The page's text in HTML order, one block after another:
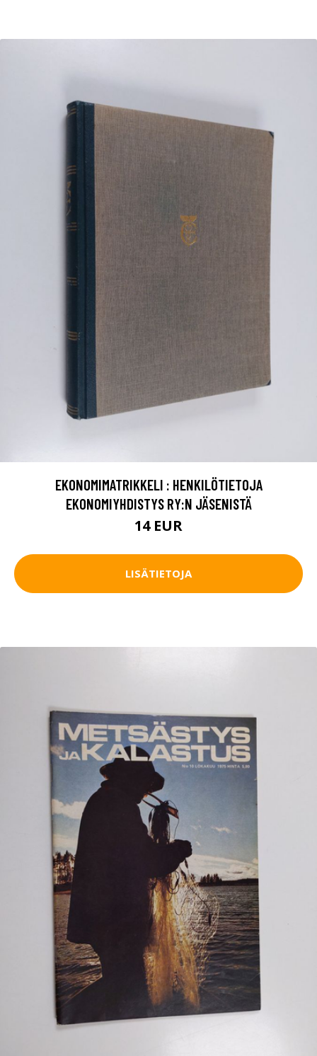
EKONOMIMATRIKKELI : HENKILÖTIETOJA
EKONOMIYHDISTYS RY:N JÄSENISTÄ
14 EUR
LISÄTIETOJA